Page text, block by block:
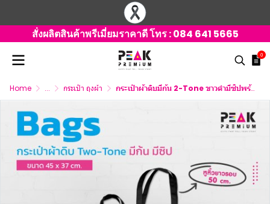
สั่งผลิตสินค้าพรีเมี่ยมราคาดี โทร :084 641 5665
0
Home ... กระเป๋า ถุงผ้า กระเป๋าผ้าดิบมีก้น 2-Tone ขาวดำมีซิปพร้อมหูหิ้วสีดำ สกรีนลาย